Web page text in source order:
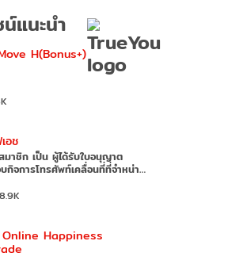
แนะนำ
H(Bonus+)
อช
มาชิก เป็น ผู้ได้รับใบอนุญาต
กิจการโทรศัพท์เคลื่อนที่ที่จำหน่า…
Happiness